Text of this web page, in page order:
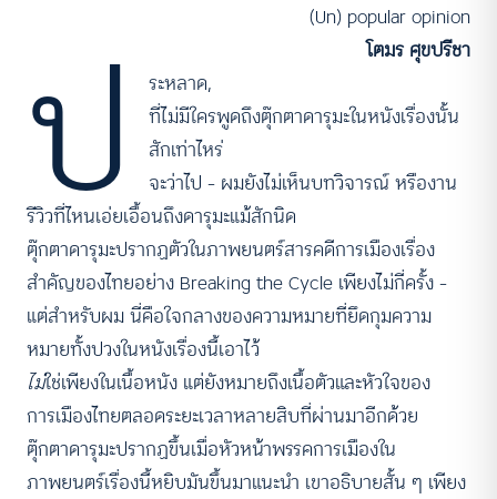
(Un) popular opinion
โตมร ศุขปรีชา
ป ระหลาด,
ที่ไม่มีใครพูดถึงตุ๊กตาดารุมะในหนังเรื่องนั้น
สักเท่าไหร่
จะว่าไป – ผมยังไม่เห็นบทวิจารณ์ หรืองาน
รีวิวที่ไหนเอ่ยเอื้อนถึงดารุมะแม้สักนิด
ตุ๊กตาดารุมะปรากฏตัวในภาพยนตร์สารคดีการเมืองเรื่อง
สำคัญของไทยอย่าง Breaking the Cycle เพียงไม่กี่ครั้ง –
แต่สำหรับผม นี่คือใจกลางของความหมายที่ยึดกุมความ
หมายทั้งปวงในหนังเรื่องนี้เอาไว้
ไม่ใช่เพียงในเนื้อหนัง แต่ยังหมายถึงเนื้อตัวและหัวใจของ
การเมืองไทยตลอดระยะเวลาหลายสิบที่ผ่านมาอีกด้วย
ตุ๊กตาดารุมะปรากฏขึ้นเมื่อหัวหน้าพรรคการเมืองใน
ภาพยนตร์เรื่องนี้หยิบมันขึ้นมาแนะนำ เขาอธิบายสั้น ๆ เพียง